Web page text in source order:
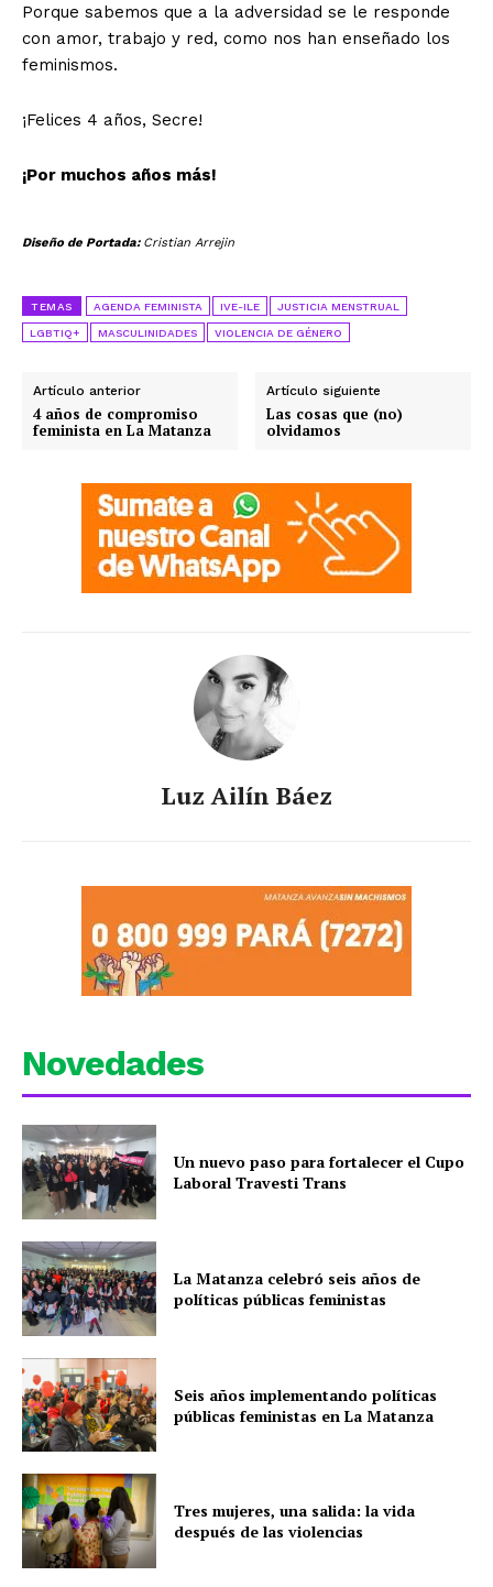
Porque sabemos que a la adversidad se le responde
con amor, trabajo y red, como nos han enseñado los
feminismos.
¡Felices 4 años, Secre!
¡Por muchos años más!
Diseño de Portada: Cristian Arrejin
TEMAS AGENDA FEMINISTA IVE-ILE JUSTICIA MENSTRUAL
LGBTIQ+ MASCULINIDADES VIOLENCIA DE GÉNERO
Artículo anterior
4 años de compromiso
feminista en La Matanza
Artículo siguiente
Las cosas que (no)
olvidamos
Luz Ailín Báez
Novedades
Un nuevo paso para fortalecer el Cupo
Laboral Travesti Trans
La Matanza celebró seis años de
políticas públicas feministas
Seis años implementando políticas
públicas feministas en La Matanza
Tres mujeres, una salida: la vida
después de las violencias